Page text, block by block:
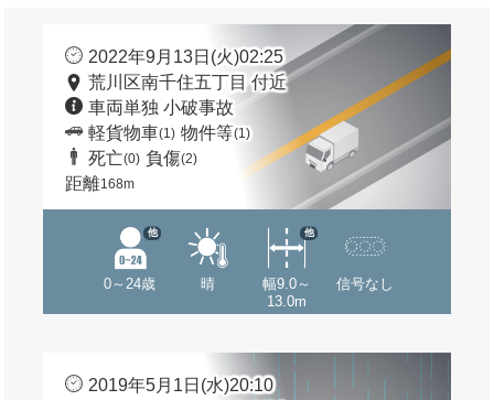
2022年9月13日(火)02:25
荒川区南千住五丁目 付近
車両単独 小破事故
軽貨物車(1) 物件等(1)
死亡(0) 負傷(2)
距離168m
0～24歳
他
晴
幅9.0～
13.0m
他
信号なし
2019年5月1日(水)20:10